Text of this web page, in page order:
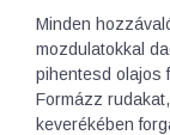
Minden
mozdulatokkal
pihentesd olajos
Formázz
keverékében